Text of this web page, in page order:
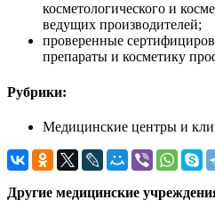
косметологического и
ведущих производителей;
проверенные
препараты и косметику
Рубрики:
Медицинские центры и
Другие медицинские